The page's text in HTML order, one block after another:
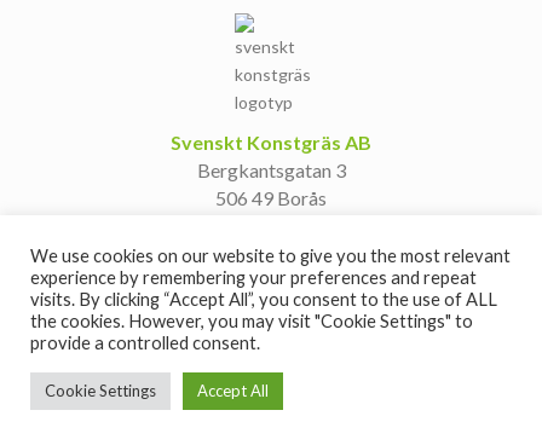
Svenskt Konstgräs AB
Bergkantsgatan 3
506 49 Borås
Kontakta oss
mikael@svensktkonstgras.se
073-854 47 87
daniel@svensktkonstgras.se
© 2026 Svenskt Konstgräs AB
We use cookies on our website to give you the most relevant
experience by remembering your preferences and repeat
visits. By clicking “Accept All”, you consent to the use of ALL
the cookies. However, you may visit "Cookie Settings" to
provide a controlled consent.
Cookie Settings Accept All